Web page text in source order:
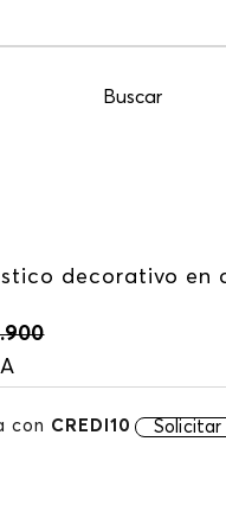
Buscar
decorativo en
.900
con CREDI10 Solicitar